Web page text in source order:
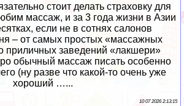
стоит делать страховку для
массаж, и за 3 года жизни в Азии
если не в сотнях салонов
– от самых простых «массажных
приличных заведений «лакшери»
обычный массаж писать особенно
(ну разве что какой-то очень уже
хороший …...
10 07 2026 2:13:15